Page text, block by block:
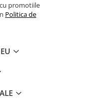
promotiile
Politica de